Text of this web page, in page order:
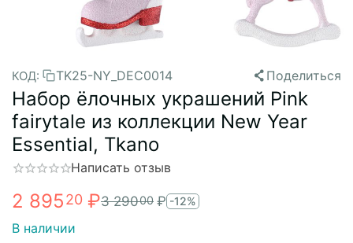
КОД: TK25-NY_DEC0014 Поделиться
Набор ёлочных украшений Pink
fairytale из коллекции New Year
Essential, Tkano
Написать отзыв
2 89520 ₽3 29000 ₽ -12%
В наличии